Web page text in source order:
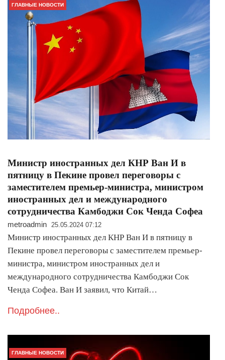
ГЛАВНЫЕ НОВОСТИ
Министр иностранных дел КНР Ван И в
пятницу в Пекине провел переговоры с
заместителем премьер-министра, министром
иностранных дел и международного
сотрудничества Камбоджи Сок Ченда Софеа
metroadmin 25.05.2024 07:12
Министр иностранных дел КНР Ван И в пятницу в
Пекине провел переговоры с заместителем премьер-
министра, министром иностранных дел и
международного сотрудничества Камбоджи Сок
Ченда Софеа. Ван И заявил, что Китай…
Подробнее..
ГЛАВНЫЕ НОВОСТИ